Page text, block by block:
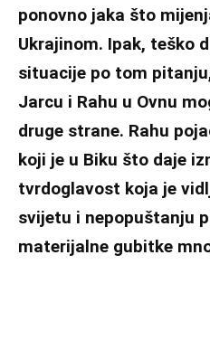
ponovno jaka što
Ukrajinom. Ipak, teško
situacije po tom
Jarcu i Rahu u Ovnu
druge strane. Rahu
koji je u Biku što daje
tvrdoglavost koja je
svijetu i nepopuštanju
materijalne gubitke